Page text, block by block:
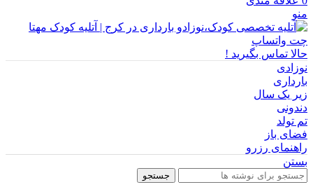
منو
چت واتساپ
حالا تماس بگیرید !
نوزادی
بارداری
زیر یک سال
دندونی
تم تولد
فضای باز
راهنمای رزرو
بستن
جستجو